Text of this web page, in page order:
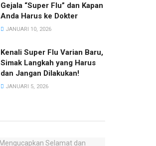
Gejala “Super Flu” dan Kapan
Anda Harus ke Dokter
JANUARI 10, 2026
Kenali Super Flu Varian Baru,
Simak Langkah yang Harus
dan Jangan Dilakukan!
JANUARI 5, 2026